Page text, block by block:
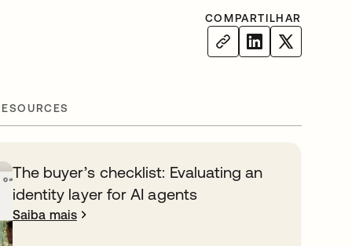
COMPARTILHAR
The buyer’s checklist: Evaluating an
identity layer for AI agents
Saiba mais